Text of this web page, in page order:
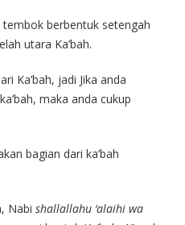
tembok berbentuk setengah
utara Ka’bah.
Ka’bah, jadi Jika anda
maka anda cukup
bagian dari ka’bah
Nabi shallallahu ‘alaihi wa